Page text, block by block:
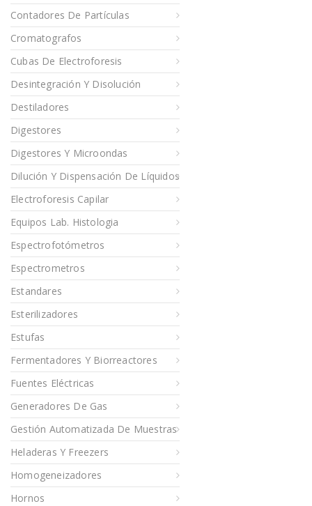
Contadores De Partículas
Cromatografos
Cubas De Electroforesis
Desintegración Y Disolución
Destiladores
Digestores
Digestores Y Microondas
Dilución Y Dispensación De Líquidos
Electroforesis Capilar
Equipos Lab. Histologia
Espectrofotómetros
Espectrometros
Estandares
Esterilizadores
Estufas
Fermentadores Y Biorreactores
Fuentes Eléctricas
Generadores De Gas
Gestión Automatizada De Muestras
Heladeras Y Freezers
Homogeneizadores
Hornos